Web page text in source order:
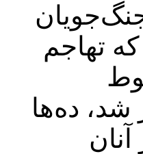
از سال 2001 که تهاجم
ده‌ها